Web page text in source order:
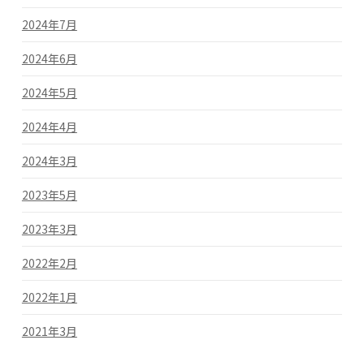
2024年7月
2024年6月
2024年5月
2024年4月
2024年3月
2023年5月
2023年3月
2022年2月
2022年1月
2021年3月